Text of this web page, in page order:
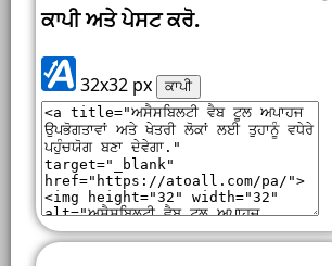
ਕਾਪੀ ਅਤੇ ਪੇਸਟ ਕਰੋ.
32x32 px ਕਾਪੀ